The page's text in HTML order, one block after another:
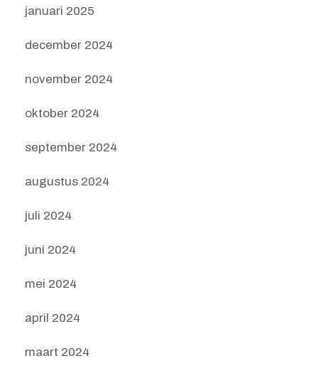
januari 2025
december 2024
november 2024
oktober 2024
september 2024
augustus 2024
juli 2024
juni 2024
mei 2024
april 2024
maart 2024